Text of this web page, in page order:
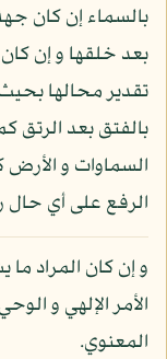
بالسماء إن كان
بعد خلقها و إن
تقدير محالها
بالفتق بعد الرتق
الرفع على أي
و إن كان المراد
الأمر الإلهي و
المعنوي.